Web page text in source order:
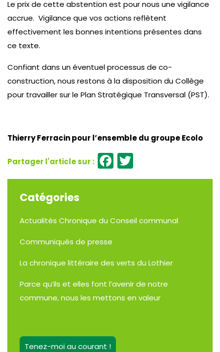
Le prix de cette abstention est pour nous une vigilance
accrue. Vigilance que vos actions reflètent
effectivement les bonnes intentions présentes dans
ce texte.
Confiant dans un éventuel processus de co-
construction, nous restons à la disposition du Collège
pour travailler sur le Plan Stratégique Transversal (PST).
Thierry Ferracin pour l’ensemble du groupe Ecolo
Facebook
Catégories
Actualités Chronique du Conseil communal
Communiqués de presse
La chronique littéraire des verts du Lothier
Parce qu’ils et elles font l’avenir de notre
commune, nous les mettons en valeur
Tenez-moi au courant !